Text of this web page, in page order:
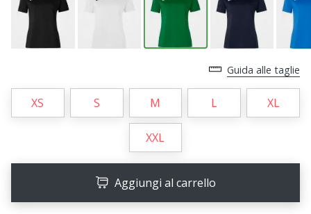
11. 8. 2022
Weplayvolleyball
affiliate
program
il
personale,
Guida alle taglie
XS S M L XL
XXL
Aggiungi al carrello